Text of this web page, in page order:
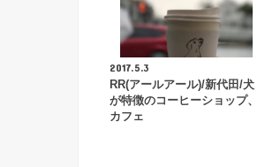
2017.5.3
RR(アールアール)/新代田/犬
が特徴のコーヒーショップ、
カフェ